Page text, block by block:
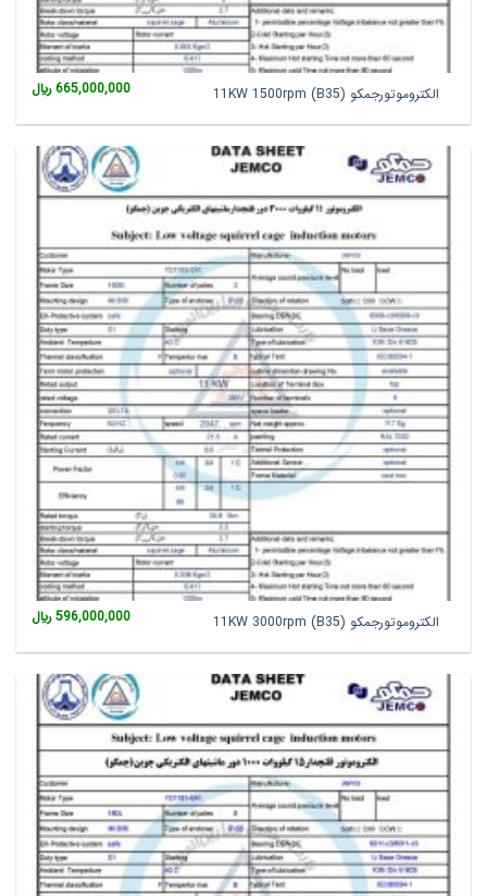
الکتروموتورجمکو 11KW 1500rpm (B35) 665,000,000 ﷼
الکتروموتورجمکو 11KW 3000rpm (B35) 596,000,000 ﷼